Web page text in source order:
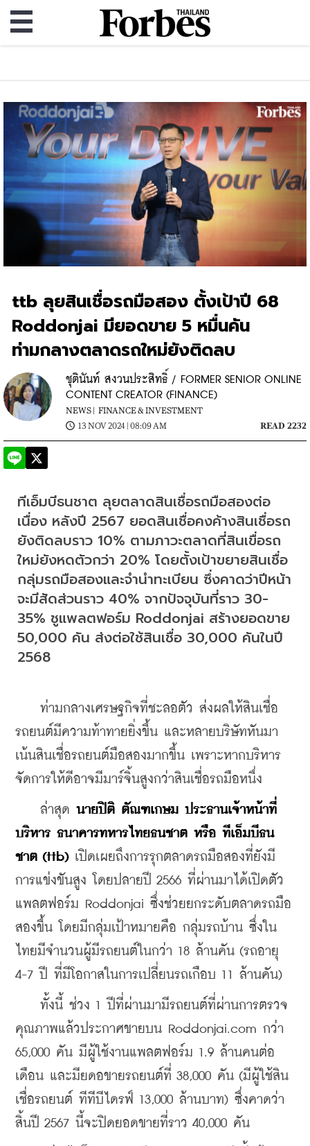
ttb ลุยสินเชื่อรถมือสอง ตั้งเป้าปี 68
Roddonjai มียอดขาย 5 หมื่นคัน
ท่ามกลางตลาดรถใหม่ยังติดลบ
ชุตินันท์ สงวนประสิทธิ์ / FORMER SENIOR ONLINE
CONTENT CREATOR (FINANCE)
NEWS | FINANCE & INVESTMENT
13 NOV 2024 | 08:09 AM
READ 2232
ทีเอ็มบีธนชาต ลุยตลาดสินเชื่อรถมือสองต่อ
เนื่อง หลังปี 2567 ยอดสินเชื่อคงค้างสินเชื่อรถ
ยังติดลบราว 10% ตามภาวะตลาดที่สินเขื่อรถ
ใหม่ยังหดตัวกว่า 20% โดยตั้งเป้าขยายสินเชื่อ
กลุ่มรถมือสองและจำนำทะเบียน ซึ่งคาดว่าปีหน้า
จะมีสัดส่วนราว 40% จากปัจจุบันที่ราว 30-
35% ชูแพลตฟอร์ม Roddonjai สร้างยอดขาย
50,000 คัน ส่งต่อใช้สินเชื่อ 30,000 คันในปี
2568
ท่ามกลางเศรษฐกิจที่ชะลอตัว ส่งผลให้สินเชื่อ
รถยนต์มีความท้าทายยิ่งขึ้น และหลายบริษัทหันมา
เน้นสินเชื่อรถยนต์มือสองมากขึ้น เพราะหากบริหาร
จัดการให้ดีอาจมีมาร์จิ้นสูงกว่าสินเชื่อรถมือหนึ่ง
ล่าสุด นายปิติ ตัณฑเกษม ประธานเจ้าหน้าที่
บริหาร ธนาคารทหารไทยธนชาต หรือ ทีเอ็มบีธน
ชาต (ttb) เปิดเผยถึงการรุกตลาดรถมือสองที่ยังมี
การแข่งขันสูง โดยปลายปี 2566 ที่ผ่านมาได้เปิดตัว
แพลตฟอร์ม Roddonjai ซึ่งช่วยยกระดับตลาดรถมือ
สองขึ้น โดยมีกลุ่มเป้าหมายคือ กลุ่มรถบ้าน ซึ่งใน
ไทยมีจำนวนผู้มีรถยนต์ในกว่า 18 ล้านคัน (รถอายุ
4-7 ปี ที่มีโอกาสในการเปลี่ยนรถเกือบ 11 ล้านคัน)
ทั้งนี้ ช่วง 1 ปีที่ผ่านมามีรถยนต์ที่ผ่านการตรวจ
คุณภาพแล้วประกาศขายบน Roddonjai.com กว่า
65,000 คัน มีผู้ใช้งานแพลตฟอร์ม 1.9 ล้านคนต่อ
เดือน และมียดอขายรถยนต์ที่ 38,000 คัน (มีผู้ใช้สิน
เชื่อรถยนต์ ทีทีบีไดรฟ์ 13,000 ล้านบาท) ซึ่งคาดว่า
สิ้นปี 2567 นี้จะปิดยอดขายที่ราว 40,000 คัน